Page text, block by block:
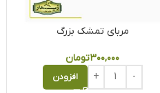
مربای تمشک بزرگ
۳۰۰,۰۰۰تومان
افزودن